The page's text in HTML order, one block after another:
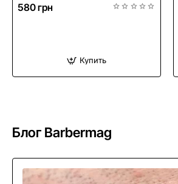
580 грн
Купить
Блог Barbermag